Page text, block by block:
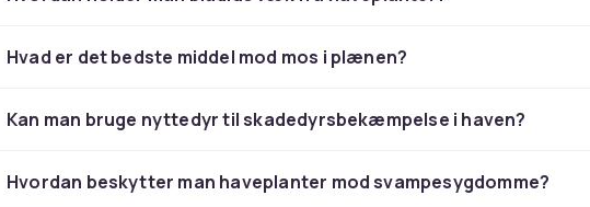
Køb blade og spoler hos CDON
ukrudtsklipperen skarp.
Hvad er det bedste middel mod mos i plænen?
Kan man bruge nyttedyr til skadedyrsbekæmpelse i haven?
Hvordan beskytter man haveplanter mod svampesygdomme?